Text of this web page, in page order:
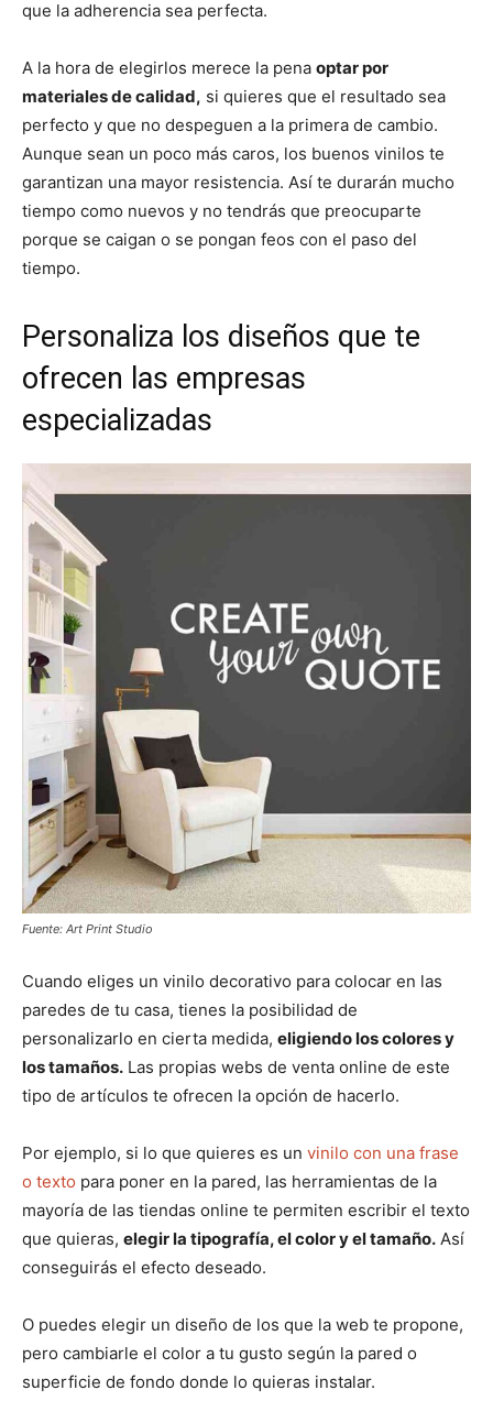
que la adherencia sea perfecta.
A la hora de elegirlos merece la pena optar por
materiales de calidad, si quieres que el resultado sea
perfecto y que no despeguen a la primera de cambio.
Aunque sean un poco más caros, los buenos vinilos te
garantizan una mayor resistencia. Así te durarán mucho
tiempo como nuevos y no tendrás que preocuparte
porque se caigan o se pongan feos con el paso del
tiempo.
Personaliza los diseños que te
ofrecen las empresas
especializadas
Fuente: Art Print Studio
Cuando eliges un vinilo decorativo para colocar en las
paredes de tu casa, tienes la posibilidad de
personalizarlo en cierta medida, eligiendo los colores y
los tamaños. Las propias webs de venta online de este
tipo de artículos te ofrecen la opción de hacerlo.
Por ejemplo, si lo que quieres es un vinilo con una frase
o texto para poner en la pared, las herramientas de la
mayoría de las tiendas online te permiten escribir el texto
que quieras, elegir la tipografía, el color y el tamaño. Así
conseguirás el efecto deseado.
O puedes elegir un diseño de los que la web te propone,
pero cambiarle el color a tu gusto según la pared o
superficie de fondo donde lo quieras instalar.